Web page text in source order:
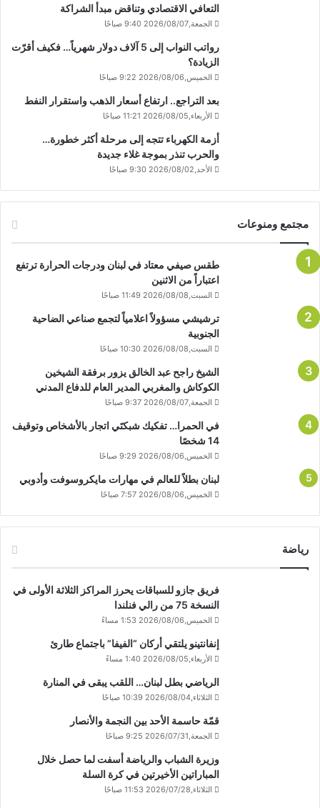
التعافي الاقتصادي وتناقض مبدأ الشراكة
الجمعة,2026/08/07 9:40 صباحًا
رواتب النواب إلى 5 آلاف دولار شهرياً… فكيف أقرّت
الزيادة؟
الخميس,2026/08/06 9:22 صباحًا
بعد التراجع.. ارتفاع أسعار الذهب واستقرار النفط
الأربعاء,2026/08/05 11:21 صباحًا
أزمة الكهرباء تتجه إلى مرحلة أكثر خطورة…
والحرب تنذر بموجة غلاء جديدة
الأحد,2026/08/02 9:30 صباحًا
مجتمع ومنوعات
طقس صيفي معتاد في لبنان ودرجات الحرارة ترتفع
اعتباراً من الاثنين
السبت,2026/08/08 11:49 صباحًا
ترشيشي مسؤولاً اعلامياً لتجمع صناعي الضاحية
الجنوبية
السبت,2026/08/08 10:30 صباحًا
الشيخ راجح عبد الخالق يزور برفقة الشيخين
الكوكاش والمغربي المدير العام للدفاع المدني
الجمعة,2026/08/07 9:37 صباحًا
في الحمرا… تفكيك شبكتَي اتجار بالأشخاص وتوقيف
14 شخصًا
الخميس,2026/08/06 9:29 صباحًا
لبنان بطلاً للعالم في مهارات مايكروسوفت وأدوبي
الخميس,2026/08/06 7:57 صباحًا
رياضة
فريق جازو للسباقات يحرز المراكز الثلاثة الأولى في
النسخة 75 من رالي فنلندا
الخميس,2026/08/06 1:53 مساءً
إنفانتينو يلتقي أركان “الفيفا” باجتماع طارئ
الأربعاء,2026/08/05 1:40 مساءً
الرياضي بطل لبنان… اللقب يبقى في المنارة
الثلاثاء,2026/08/04 10:39 صباحًا
قمّة حاسمة الأحد بين النجمة والأنصار
الجمعة,2026/07/31 9:25 صباحًا
وزيرة الشباب والرياضة أسفت لما حصل خلال
المباراتين الأخيرتين في كرة السلة
الثلاثاء,2026/07/28 11:53 صباحًا